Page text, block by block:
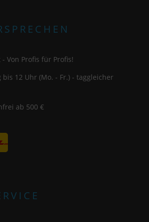
Von Profis für Profis!
bis 12 Uhr (Mo. - Fr.) - taggleicher
ab 500 €